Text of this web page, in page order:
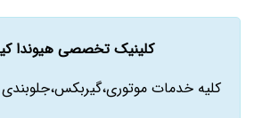
کلینیک تخصصی هیوندا
کلیه خدمات